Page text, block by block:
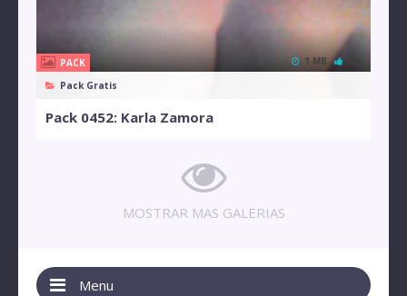
PACK
Pack Gratis
1 MB
Pack 0452: Karla Zamora
MOSTRAR MAS GALERIAS
Menu